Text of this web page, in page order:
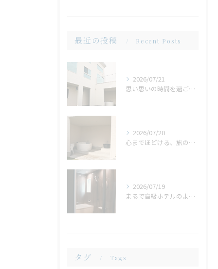
最近の投稿 Recent Posts
2026/07/21
思い思いの時間を過ごせる場所。広い庭だからこそ生まれる、心地よいひととき
2026/07/20
心までほどける、旅の締めくくり。広々ジャグジーで味わう、ゆったりとしたリラックスタイム
2026/07/19
まるで高級ホテルのような非日常。ガラス張りのバスルームで味わう贅沢なひととき
タグ Tags